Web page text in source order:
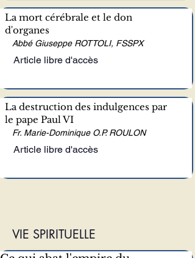
La mort cérébrale et le don
d'organes
Abbé Giuseppe ROTTOLI, FSSPX
Article libre d'accès
La destruction des indulgences par
le pape Paul VI
Fr. Marie-Dominique O.P. ROULON
Article libre d'accès
VIE SPIRITUELLE